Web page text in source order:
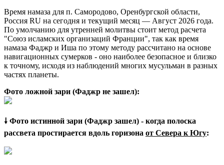
Время намаза для п. Самородово, Оренбургской области,
Россия RU на сегодня и текущий месяц — Август 2026 года.
По умолчанию для утренней молитвы стоит метод расчета
"Союз исламских организаций Франции", так как время
намаза Фаджр и Иша по этому методу рассчитано на основе
навигационных сумерков - оно наиболее безопасное и близко
к точному, исходя из наблюдений многих мусульман в разных
частях планеты.
Фото ложной зари (Фаджр не зашел):
🠗 Фото истинной зари (Фаджр зашел) - когда полоска
рассвета простирается вдоль горизона от Севера к Югу: